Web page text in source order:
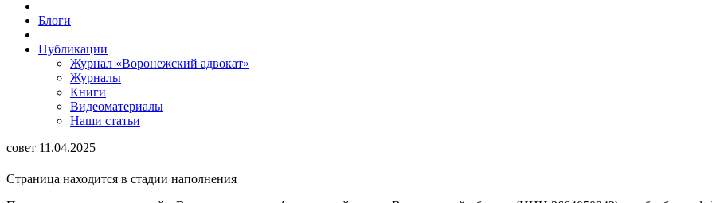
Блоги
Публикации
Журнал «Воронежский адвокат»
Журналы
Книги
Видеоматериалы
Наши статьи
совет 11.04.2025
Страница находится в стадии наполнения